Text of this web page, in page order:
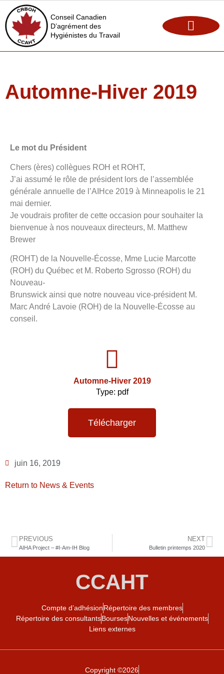
Conseil Canadien
D’agrément des
Hygiénistes du Travail
Automne-Hiver 2019
Le mot du Président
Chers (ères) collègues ROH et ROHT,
J’ai assumé le rôle de président lors de l’assemblée
générale annuelle de l’AIHce 2019 à Minneapolis le 21
mai dernier.
Je voudrais profiter de cette occasion pour souhaiter la
bienvenue à nos nouveaux directeurs, M. Matthew
Brewer
(ROHT) de la Nouvelle-Écosse, Mme Lucie Marcotte
(ROH) du Québec et M. Roberto Sgrosso (ROH) du
Nouveau-
Brunswick ainsi que notre nouveau vice-président M.
Marc André Lavoie (ROH) de la Nouvelle-Écosse au
conseil.
Automne-Hiver 2019
Type: pdf
Télécharger
juin 16, 2019
Return to News & Events
PREVIOUS
AIHA Project – #I-Am-IH Blog
NEXT
Bulletin printemps 2020
CCAHT
Compte d’adhésionRépertoire des membres
Répertoire des consultantsBoursesNouvelles et événements
Liens externes
Copyright ©2026